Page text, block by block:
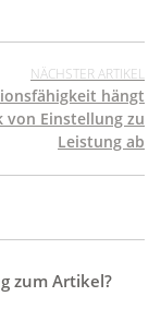
NÄCHSTER ARTIKEL
hängt
von Einstellung zu
Leistung ab
zum Artikel?